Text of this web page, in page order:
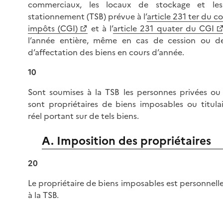
commerciaux, les locaux de stockage et
stationnement (TSB) prévue à l’article 231 ter du
impôts (CGI)
et à l’article 231 quater du CGI
l’année entière, même en cas de cession ou
d’affectation des biens en cours d’année.
10
Sont soumises à la TSB les personnes privées
sont propriétaires de biens imposables ou
réel portant sur de tels biens.
A. Imposition des propriétaires
20
Le propriétaire de biens imposables est
à la TSB.